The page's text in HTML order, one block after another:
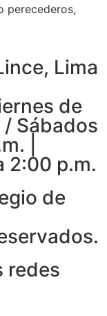
perecederos,
Lima
de
Sábados
|
2:00 p.m.
de
redes